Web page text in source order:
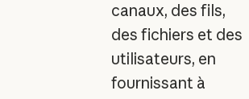
canaux, des fils,
des fichiers et des
utilisateurs, en
fournissant à